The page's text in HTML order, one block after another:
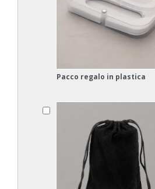
Pacco regalo in plastica